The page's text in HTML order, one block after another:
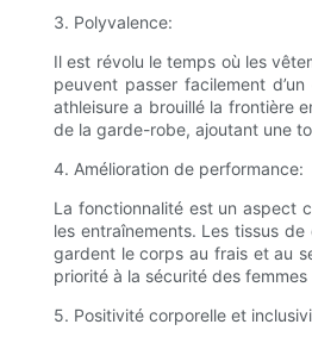
3. Polyvalence:
Il est révolu le temps où les
peuvent passer facilement
athleisure a brouillé la frontière
de la garde-robe, ajoutant une
4. Amélioration de performance:
La fonctionnalité est un aspect
les entraînements. Les tissus
gardent le corps au frais et au
priorité à la sécurité des
5. Positivité corporelle et